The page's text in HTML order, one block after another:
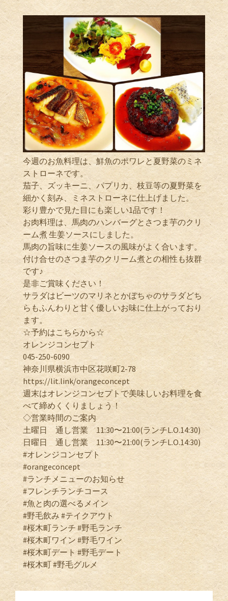
今週のお魚料理は、鮮魚のポワレと夏野菜のミネ
ストローネです。
茄子、ズッキーニ、パプリカ、枝豆等の夏野菜を
細かく刻み、ミネストローネに仕上げました。
彩り豊かで見た目にも楽しい1品です！
お肉料理は、馬肉のハンバーグとさつま芋のクリ
ーム煮 生姜ソースにしました。
馬肉の旨味に生姜ソースの風味がよく合います。
付け合せのさつま芋のクリーム煮との相性も抜群
です♪︎
是非ご賞味ください！
サラダはビーツのマリネとかぼちゃのサラダどち
らもふんわりと甘く優しいお味に仕上がっており
ます。
☆予約はこちらから☆
オレンジコンセプト
045-250-6090
神奈川県横浜市中区花咲町2-78
https://lit.link/orangeconcept
週末はオレンジコンセプトで美味しいお料理を食
べて締めくくりましょう！
◇営業時間のご案内
土曜日 通し営業 11:30〜21:00(ランチL.O.14:30)
日曜日 通し営業 11:30〜21:00(ランチL.O.14:30)
#オレンジコンセプト
#orangeconcept
#ランチメニューのお知らせ
#フレンチランチコース
#魚と肉の選べるメイン
#野毛飲み #テイクアウト
#桜木町ランチ #野毛ランチ
#桜木町ワイン #野毛ワイン
#桜木町デート #野毛デート
#桜木町 #野毛グルメ